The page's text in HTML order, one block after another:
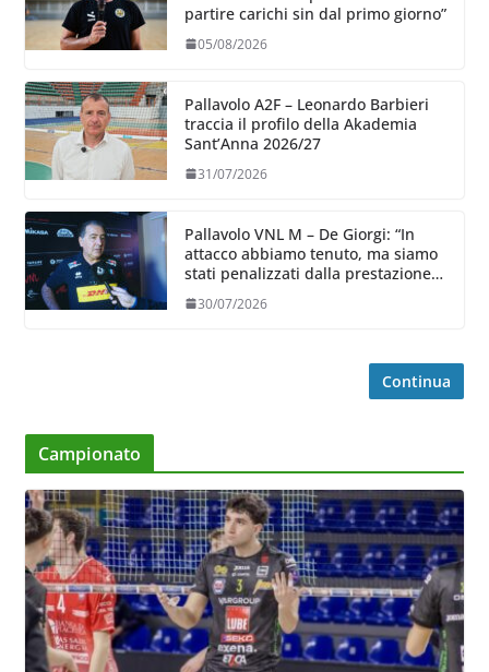
partire carichi sin dal primo giorno”
05/08/2026
Pallavolo A2F – Leonardo Barbieri
traccia il profilo della Akademia
Sant’Anna 2026/27
31/07/2026
Pallavolo VNL M – De Giorgi: “In
attacco abbiamo tenuto, ma siamo
stati penalizzati dalla prestazione
30/07/2026
Continua
Campionato